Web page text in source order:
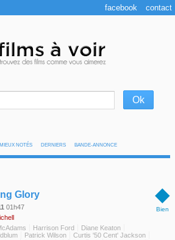
MIEUX NOTÉS DERNIERS BANDE-ANNONCE
◆
Bien
Glory
01h47
Harrison Ford
Diane Keaton
Patrick Wilson
Curtis '50 Cent' Jackson
facebook contact